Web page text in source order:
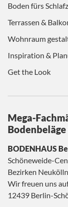
Boden fürs
Terrassen &
Wohnraum
Inspiration &
Get the Look
Mega-
BODENHAUS
Schöneweide-
Bezirken
Wir freuen uns
12439 Berlin-